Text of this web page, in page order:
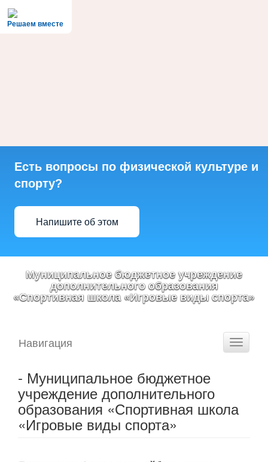
Решаем вместе
Есть вопросы по физической культуре и
спорту?
Напишите об этом
Муниципальное бюджетное учреждение
дополнительного образования
«Спортивная школа «Игровые виды спорта»
Toggle
Навигация
- Муниципальное бюджетное
учреждение дополнительного
образования «Спортивная школа
«Игровые виды спорта»